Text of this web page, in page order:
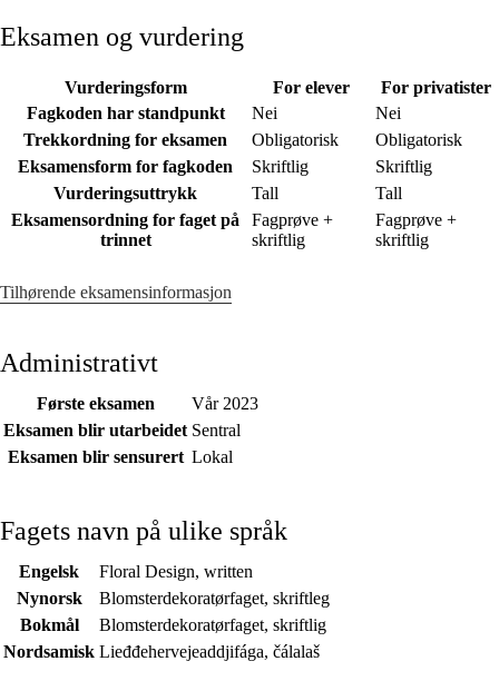
Eksamen og vurdering
Vurderingsform For elever
For privatister
Fagkoden har standpunkt
Nei
Nei
Trekkordning for eksamen
Obligatorisk
Obligatorisk
Eksamensform for fagkoden
Skriftlig
Skriftlig
Vurderingsuttrykk
Tall
Tall
Eksamensordning for faget på
trinnet
Fagprøve +
skriftlig
Fagprøve +
skriftlig
Tilhørende eksamensinformasjon
Administrativt
Første eksamen
Vår 2023
Eksamen blir utarbeidet Sentral
Eksamen blir sensurert Lokal
Fagets navn på ulike språk
Engelsk
Floral Design, written
Nynorsk
Blomsterdekoratørfaget, skriftleg
Bokmål
Blomsterdekoratørfaget, skriftlig
Nordsamisk Lieđđehervejeaddjifága, čálalaš